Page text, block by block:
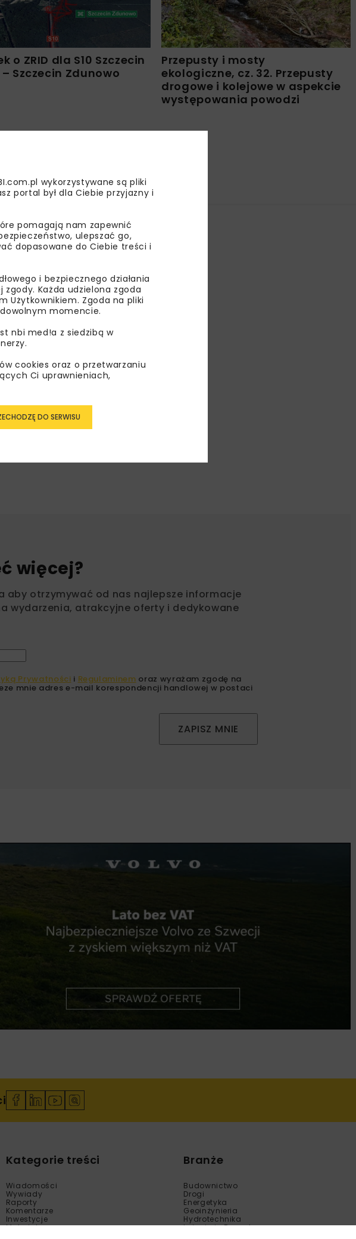
o ZRID dla S10 Szczecin
Szczecin Zdunowo
Przepusty i mosty
ekologiczne, cz. 32. Przepusty
drogowe i kolejowe w aspekcie
występowania powodzi
więcej?
aby otrzymywać od nas najlepsze informacje
wydarzenia, atrakcyjne oferty i dedykowane
Prywatności i Regulaminem oraz wyrażam zgodę na
mnie adres e-mail korespondencji handlowej w postaci
ZAPISZ MNIE
Kategorie treści
Wiadomości
Wywiady
Raporty
Komentarze
Inwestycje
Materiały
Branże
Budownictwo
Drogi
Energetyka
Geoinżynieria
Hydrotechnika
Inżynieria Bezwykopowa
wykorzystywane są pliki
portal był dla Ciebie przyjazny i
pomagają nam zapewnić
ulepszać go,
dopasowane do Ciebie treści i
i bezpiecznego działania
Każda udzielona zgoda
Użytkownikiem. Zgoda na pliki
momencie.
nbi med!a z siedzibą w
cookies oraz o przetwarzaniu
Ci uprawnieniach,
DO SERWISU